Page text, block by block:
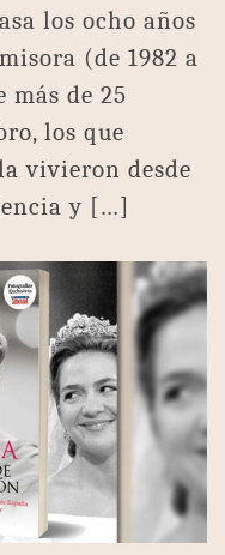
los ocho años
(de 1982 a
más de 25
los que
vivieron desde
y […]